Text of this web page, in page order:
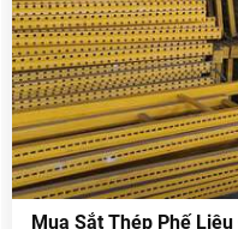
Mua Sắt Thép Phế